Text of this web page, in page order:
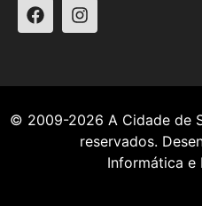
© 2009-2026 A Cidade de
reservados.
Informática e